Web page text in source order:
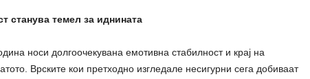
станува темел за иднината
носи долгоочекувана емотивна стабилност и крај на
Врските кои претходно изгледале несигурни сега добиваат